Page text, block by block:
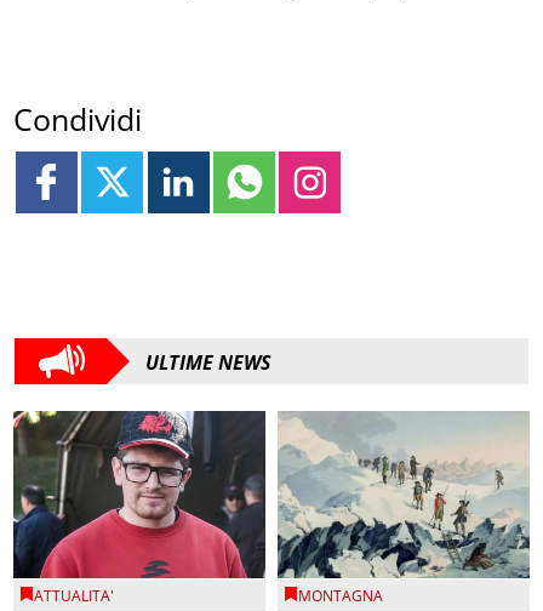
Condividi
ULTIME NEWS
ATTUALITA' MONTAGNA